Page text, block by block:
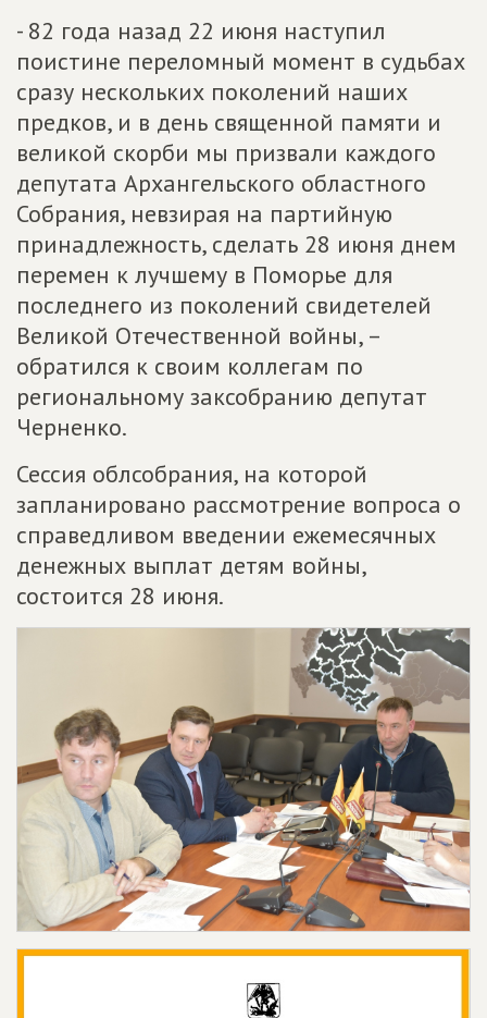
- 82 года назад 22 июня наступил
поистине переломный момент в судьбах
сразу нескольких поколений наших
предков, и в день священной памяти и
великой скорби мы призвали каждого
депутата Архангельского областного
Собрания, невзирая на партийную
принадлежность, сделать 28 июня днем
перемен к лучшему в Поморье для
последнего из поколений свидетелей
Великой Отечественной войны, –
обратился к своим коллегам по
региональному заксобранию депутат
Черненко.
Сессия облсобрания, на которой
запланировано рассмотрение вопроса о
справедливом введении ежемесячных
денежных выплат детям войны,
состоится 28 июня.